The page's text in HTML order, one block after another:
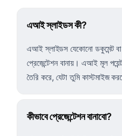
এআই স্লাইডস কী?
এআই স্লাইডস যেকোনো ডকুমেন্ট বা
প্রেজেন্টেশন বানায়। এআই মূল
তৈরি করে, যেটা তুমি কাস্টমাইজ
কীভাবে প্রেজেন্টেশন বানাবো?